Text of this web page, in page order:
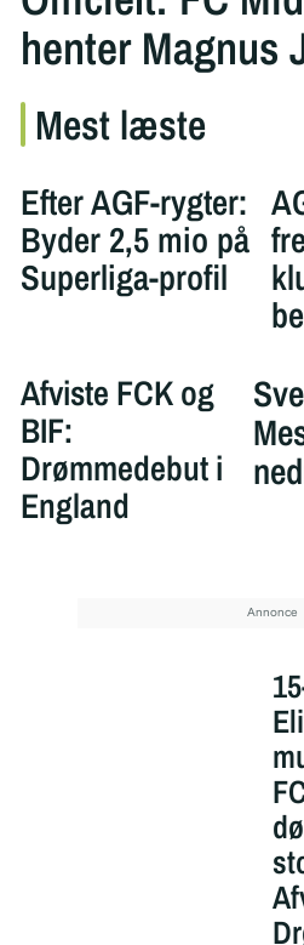
henter Magnus
Mest læste
Efter AGF-rygter:
Byder 2,5 mio på
Superliga-profil
Afviste FCK og
BIF:
Drømmedebut i
England